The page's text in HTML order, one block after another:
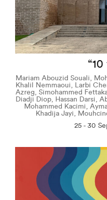
“10
Mariam Abouzid Souali,
Khalil Nemmaoui, Larbi
Azreg, Simohammed
Diadji Diop, Hassan Darsi,
Mohammed Kacimi,
Khadija Jayi,
25 - 30